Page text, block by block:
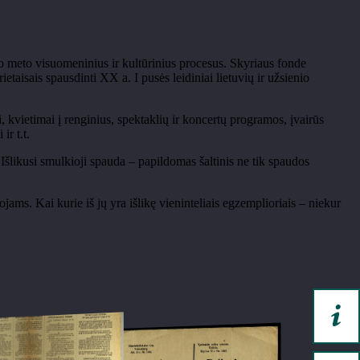
visuomeninius ir kultūrinius procesus. Skyriaus fonde
spausdinti XX a. I pusės leidiniai lietuvių ir užsienio
kvietimai į renginius, spektaklių ir koncertų programos, įvairūs
ir t.t.
smulkioji spauda – papildomas šaltinis ne tik spaudos
Kai kurie iš jų yra išlikę vieninteliais egzemplioriais – niekur